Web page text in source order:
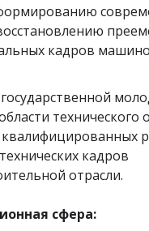
кадров
технического
кадров
отрасли.
сфера: